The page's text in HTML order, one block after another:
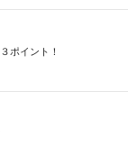
ポイント！